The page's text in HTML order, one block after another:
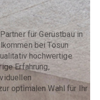
für Gerüstbau in
bei Tosun
hochwertige
Erfahrung,
optimalen Wahl für Ihr